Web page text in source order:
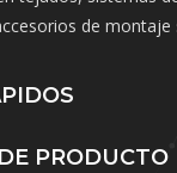
de montaje
PRODUCTO